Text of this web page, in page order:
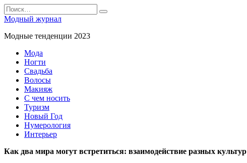
Перейти
к
содержанию
Search
for:
Модный журнал
Модные тенденции 2023
Мода
Ногти
Свадьба
Волосы
Макияж
С чем носить
Туризм
Новый Год
Нумерология
Интерьер
Как два мира могут встретиться: взаимодействие разных культур